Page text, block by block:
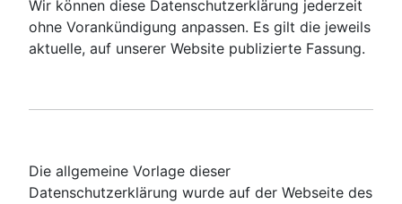
Wir können diese Datenschutzerklärung jederzeit
ohne Vorankündigung anpassen. Es gilt die jeweils
aktuelle, auf unserer Website publizierte Fassung.
Die allgemeine Vorlage dieser
Datenschutzerklärung wurde auf der Webseite des